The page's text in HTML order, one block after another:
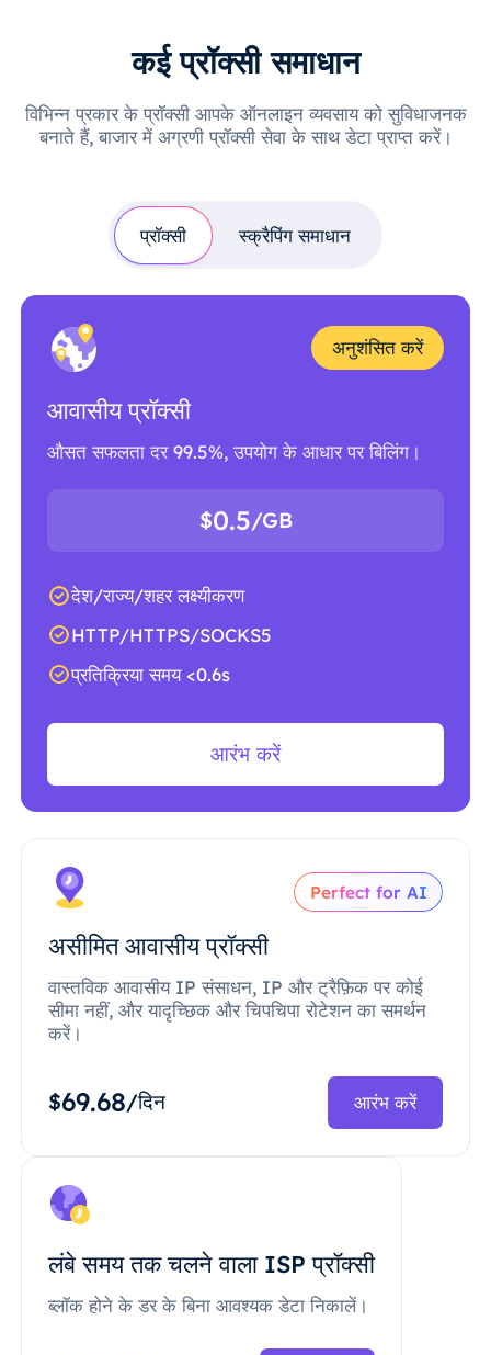
कई प्रॉक्सी समाधान
विभिन्न प्रकार के प्रॉक्सी आपके ऑनलाइन व्यवसाय को सुविधाजनक
बनाते हैं, बाजार में अग्रणी प्रॉक्सी सेवा के साथ डेटा प्राप्त करें।
प्रॉक्सी स्क्रैपिंग समाधान
अनुशंसित करें
आवासीय प्रॉक्सी
औसत सफलता दर 99.5%, उपयोग के आधार पर बिलिंग।
$0.5/GB
देश/राज्य/शहर लक्ष्यीकरण
HTTP/HTTPS/SOCKS5
प्रतिक्रिया समय <0.6s
आरंभ करें
Perfect for AI
असीमित आवासीय प्रॉक्सी
वास्तविक आवासीय IP संसाधन, IP और ट्रैफ़िक पर कोई
सीमा नहीं, और यादृच्छिक और चिपचिपा रोटेशन का समर्थन
करें।
$69.68/दिन आरंभ करें
लंबे समय तक चलने वाला ISP प्रॉक्सी
ब्लॉक होने के डर के बिना आवश्यक डेटा निकालें।